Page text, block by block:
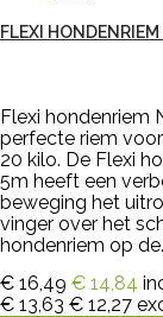
FLEXI
Flexi hondenriem
perfecte riem
20 kilo. De Flexi
5m heeft een
beweging het
vinger over het
hondenriem op
€ 16,49 € 14,84
€ 13,63 € 12,27